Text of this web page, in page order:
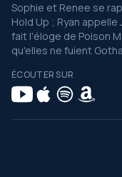
Sophie et Renee se
Hold Up ; Ryan
fait l'éloge de Poison
qu'elles ne fuient
ÉCOUTER SUR